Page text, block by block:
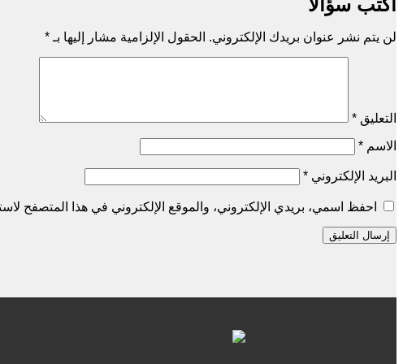
اكتب سؤالًا
لن يتم نشر عنوان بريدك الإلكتروني. الحقول الإلزامية مشار إليها بـ *
التعليق *
الاسم *
البريد الإلكتروني *
احفظ اسمي، بريدي الإلكتروني، والموقع الإلكتروني في هذا المتصفح